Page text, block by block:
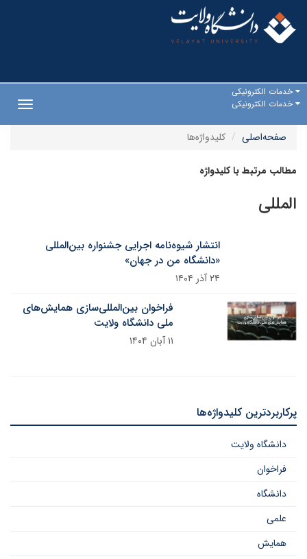
خدمات الکترونیکی
خدمات الکترونیکی
صفحه‌اصلی
کلیدواژه‌ها
مطالب مرتبط با کلیدواژه
المللی
انتشار شیوه‌نامه اجرایی جشنواره بین‌المللی
«دانشگاه من در جهان»
۲۴ آذر ۱۴۰۴
فراخوان بین‌المللی‌سازی همایش‌های
ملی دانشگاه ولایت
۱۱ آبان ۱۴۰۴
پرکاربردترین کلیدواژه‌ها
دانشگاه ولایت
فراخوان
دانشگاه
علمی
همایش